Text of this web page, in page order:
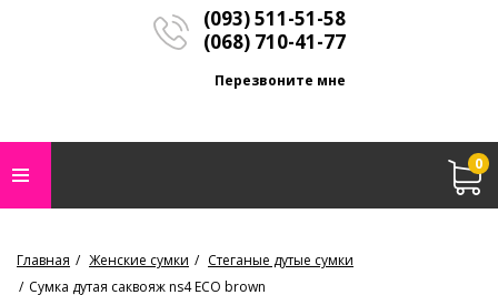
(093) 511-51-58
(068) 710-41-77
Перезвоните мне
0
Главная Женские сумки
Стеганые дутые сумки
Сумка дутая саквояж ns4 ECO brown